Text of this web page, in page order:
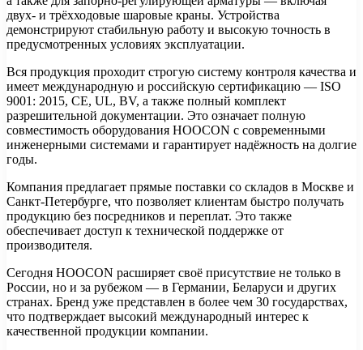
двух- и трёхходовые шаровые краны. Устройства
демонстрируют стабильную работу и высокую точность в
предусмотренных условиях эксплуатации.
Вся продукция проходит строгую систему контроля качества и
имеет международную и российскую сертификацию — ISO
9001: 2015, CE, UL, BV, а также полный комплект
разрешительной документации. Это означает полную
совместимость оборудования HOOCON с современными
инженерными системами и гарантирует надёжность на долгие
годы.
Компания предлагает прямые поставки со складов в Москве и
Санкт-Петербурге, что позволяет клиентам быстро получать
продукцию без посредников и переплат. Это также
обеспечивает доступ к технической поддержке от
производителя.
Сегодня HOOCON расширяет своё присутствие не только в
России, но и за рубежом — в Германии, Беларуси и других
странах. Бренд уже представлен в более чем 30 государствах,
что подтверждает высокий международный интерес к
качественной продукции компании.